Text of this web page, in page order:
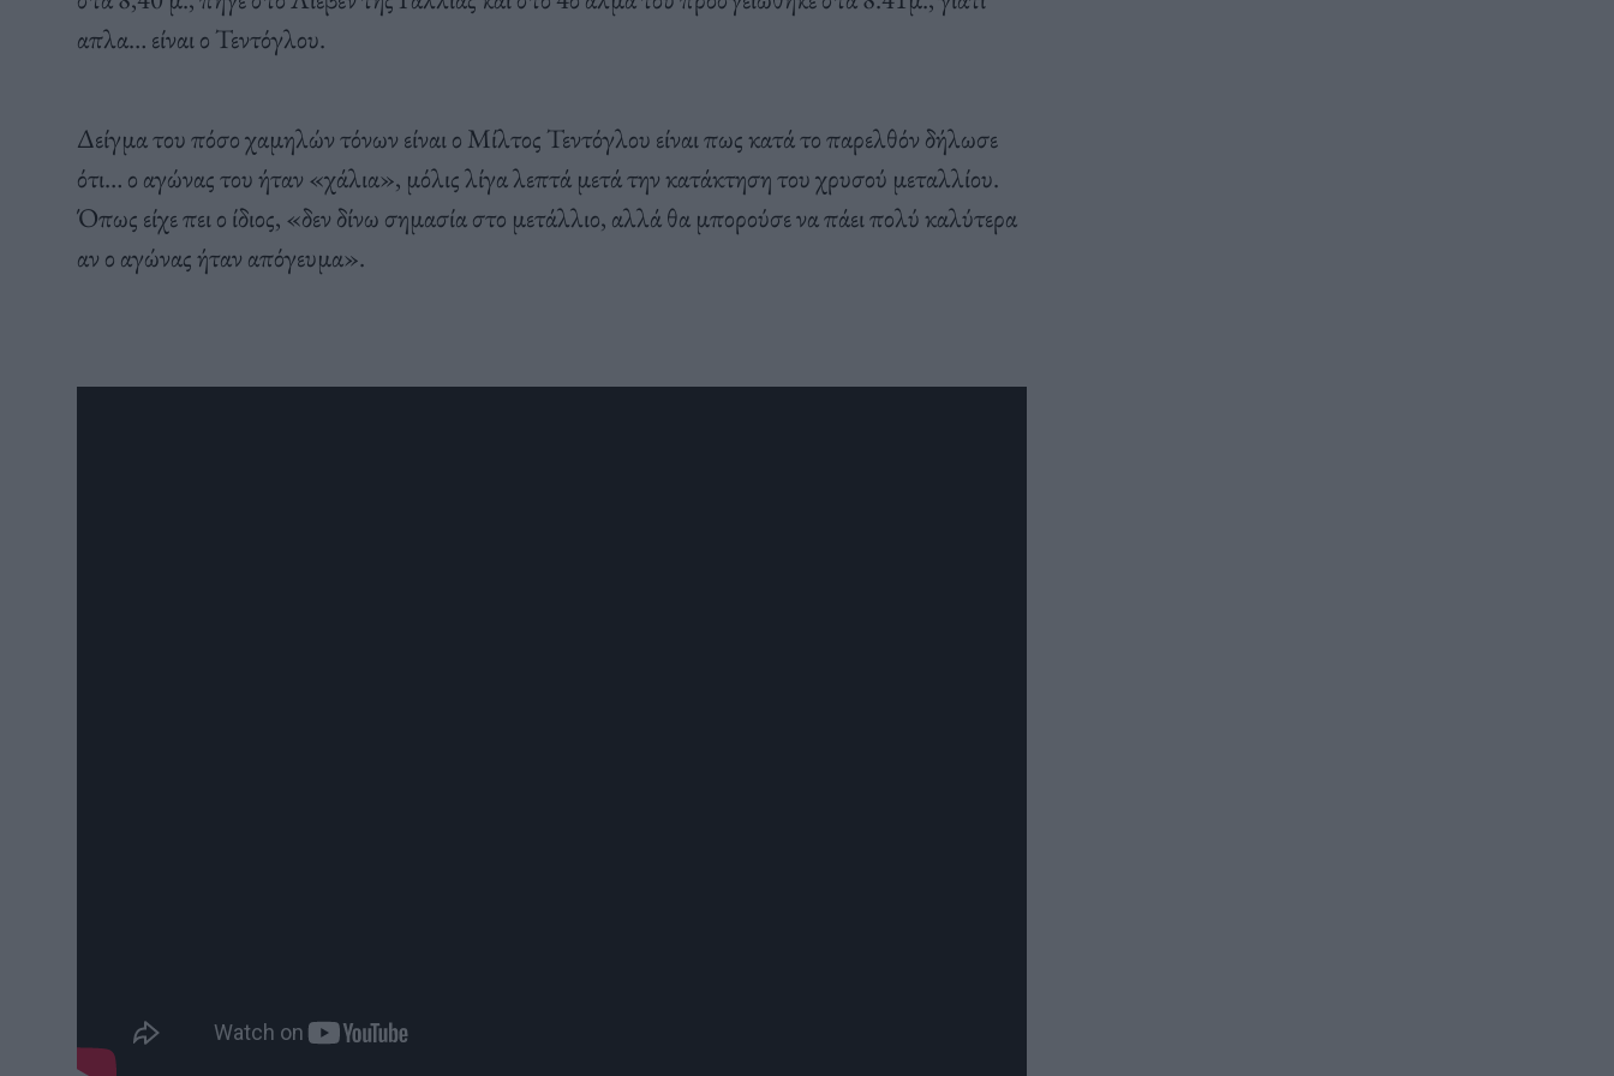
απλα… είναι ο Τεντόγλου.
Δείγμα του πόσο χαμηλών τόνων είναι ο Μίλτος Τεντόγλου είναι πως κατά το παρελθόν δήλωσε
ότι… ο αγώνας του ήταν «χάλια», μόλις λίγα λεπτά μετά την κατάκτηση του χρυσού μεταλλίου.
Όπως είχε πει ο ίδιος, «δεν δίνω σημασία στο μετάλλιο, αλλά θα μπορούσε να πάει πολύ καλύτερα
αν ο αγώνας ήταν απόγευμα».